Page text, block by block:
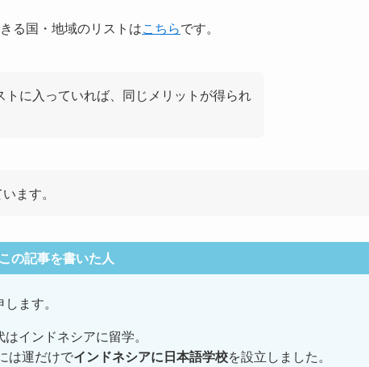
る国・地域のリストはこちらです。
に入っていれば、同じメリットが得られ
ます。
この記事を書いた人
ます。
インドネシアに留学。
は運だけでインドネシアに日本語学校を設立しました。